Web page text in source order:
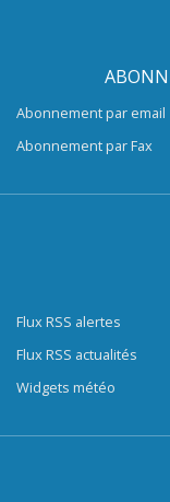
Abonnement par email
Abonnement par Fax
Flux RSS alertes
Flux RSS actualités
Widgets météo